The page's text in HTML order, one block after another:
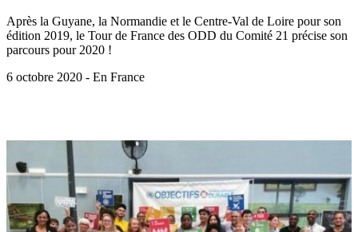
Après la Guyane, la Normandie et le Centre-Val de Loire pour son
édition 2019, le Tour de France des ODD du Comité 21 précise son
parcours pour 2020 !
6 octobre 2020 - En France